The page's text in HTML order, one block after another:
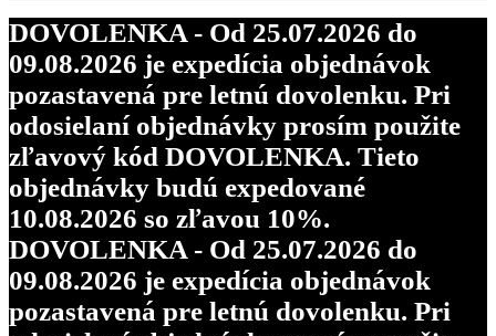
DOVOLENKA - Od 25.07.2026 do
09.08.2026 je expedícia objednávok
pozastavená pre letnú dovolenku. Pri
odosielaní objednávky prosím použite
zľavový kód DOVOLENKA. Tieto
objednávky budú expedované
10.08.2026 so zľavou 10%.
DOVOLENKA - Od 25.07.2026 do
09.08.2026 je expedícia objednávok
pozastavená pre letnú dovolenku. Pri